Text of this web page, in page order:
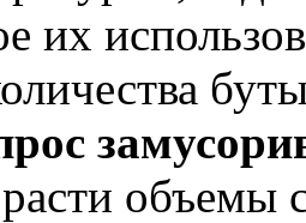
их
объемы